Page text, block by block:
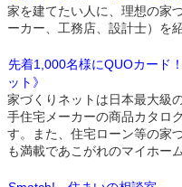
家を建てたい人に、理想の家
ーカー、工務店、設計士）を
先着1,000名様にQUOカード
ット》
家づくりネットは日本最大級
手住宅メーカーの商品カタロ
す。また、住宅ローン等の家
も満載であこがれのマイホー